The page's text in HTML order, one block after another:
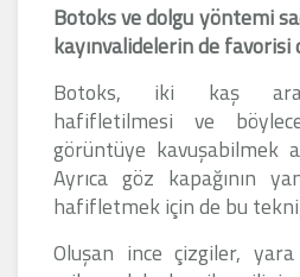
Botoks ve dolgu yöntemi
kayınvalidelerin de favorisi
Botoks, iki kaş
hafifletilmesi ve
görüntüye kavuşabilmek
Ayrıca göz kapağının
hafifletmek için de bu
Oluşan ince çizgiler,